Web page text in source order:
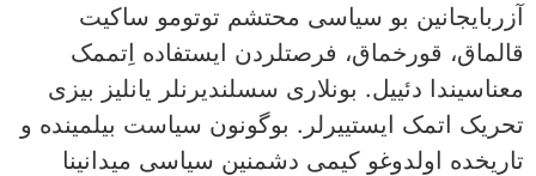
آزربایجانین بو سیاسی محتشم توتومو ساکیت
قالماق، قورخماق، فرصتلردن ایستفاده اِتممک
معناسیندا دئییل. بونلاری سسلندیرنلر یانلیز بیزی
تحریک اتمک ایستییرلر. بوگونون سیاست بیلمینده و
تاریخده اولدوغو کیمی دشمنین سیاسی میدانینا